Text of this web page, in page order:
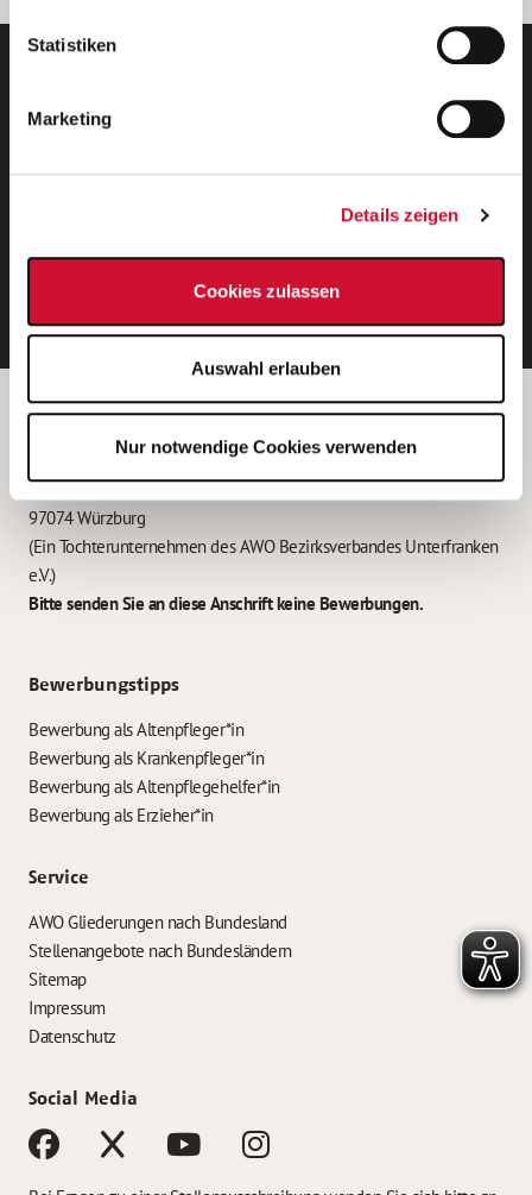
unserer
Statistiken
Marketing
Details zeigen
Cookies zulassen
Auswahl erlauben
Nur notwendige Cookies verwenden
E-Mail-Adresse eintragen
Betreiber der Webseite
Garitz Bewirtschaftungsbetriebe GmbH
Kantstraße 45a
97074 Würzburg
(Ein Tochterunternehmen des AWO Bezirksverbandes Unterfranken
e.V.)
Bitte senden Sie an diese Anschrift keine Bewerbungen.
Bewerbungstipps
Bewerbung als Altenpfleger*in
Bewerbung als Krankenpfleger*in
Bewerbung als Altenpflegehelfer*in
Bewerbung als Erzieher*in
Service
AWO Gliederungen nach Bundesland
Stellenangebote nach Bundesländern
Sitemap
Impressum
Datenschutz
Social Media